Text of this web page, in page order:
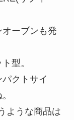
ーブンも発
型。
クトサイ
ような商品は